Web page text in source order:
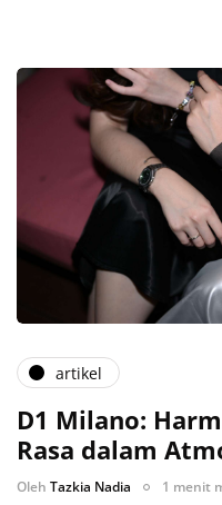
artikel
D1 Milano:
Rasa dalam
Oleh Tazkia Nadia 1 menit